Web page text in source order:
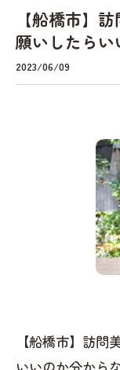
【船橋市】
願いしたらい
2023/06/09
【船橋市】訪